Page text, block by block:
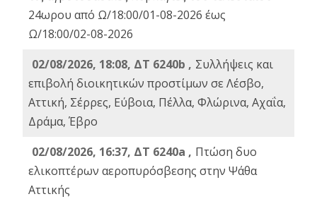
24ωρου από Ω/18:00/01-08-2026 έως
Ω/18:00/02-08-2026
02/08/2026, 18:08, ΔΤ 6240b , Συλλήψεις και
επιβολή διοικητικών προστίμων σε Λέσβο,
Αττική, Σέρρες, Εύβοια, Πέλλα, Φλώρινα, Αχαΐα,
Δράμα, Έβρο
02/08/2026, 16:37, ΔΤ 6240a , Πτώση δυο
ελικοπτέρων αεροπυρόσβεσης στην Ψάθα
Αττικής